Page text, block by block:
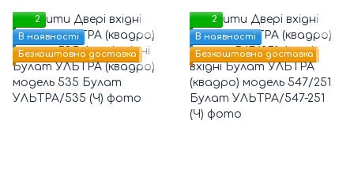
2
В наявності
Безкоштовна доставка
2
В наявності
Безкоштовна доставка